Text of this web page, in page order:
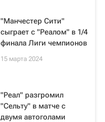
"Манчестер Сити"
сыграет с "Реалом" в 1/4
финала Лиги чемпионов
15 марта 2024
"Реал" разгромил
"Сельту" в матче с
двумя автоголами